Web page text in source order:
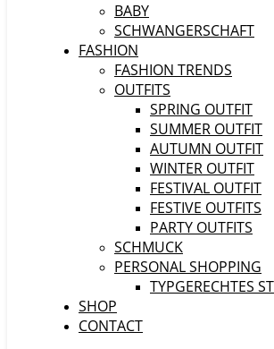
BABY
SCHWANGERSCHAFT
FASHION
FASHION TRENDS
OUTFITS
SPRING OUTFIT
SUMMER OUTFIT
AUTUMN OUTFIT
WINTER OUTFIT
FESTIVAL OUTFIT
FESTIVE OUTFITS
PARTY OUTFITS
SCHMUCK
PERSONAL SHOPPING
TYPGERECHTES
SHOP
CONTACT